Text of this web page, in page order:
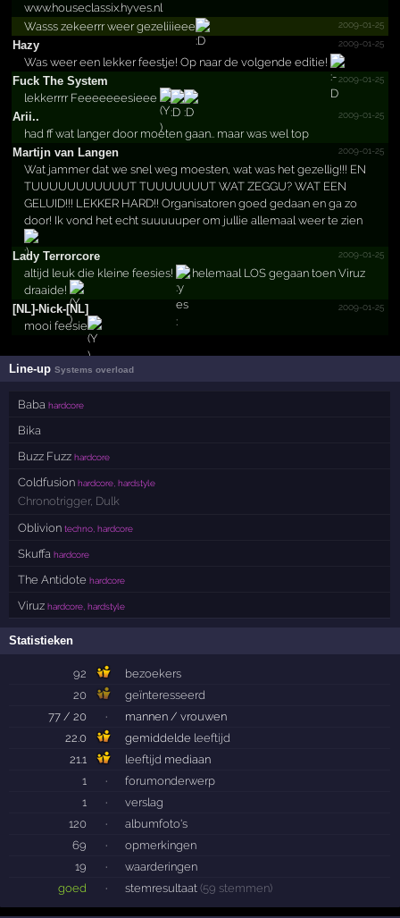
www.houseclassix.hyves.nl
2009-01-25
Wasss zekeerrr weer gezeliiieee
Hazy
2009-01-25
Was weer een lekker feestje! Op naar de volgende editie!
Fuck The System
2009-01-25
lekkerrrr Feeeeeeesieee
Arii..
2009-01-25
had ff wat langer door moeten gaan.. maar was wel top
Martijn van Langen
2009-01-25
Wat jammer dat we snel weg moesten, wat was het gezellig!!! EN
TUUUUUUUUUUUT TUUUUUUUT WAT ZEGGU? WAT EEN
GELUID!!! LEKKER HARD!! Organisatoren goed gedaan en ga zo
door! Ik vond het echt suuuuuper om jullie allemaal weer te zien
Lady Terrorcore 2009-01-25
altijd leuk die kleine feesies!
helemaal LOS gegaan toen Viruz
draaide!
[NL]-Nick-[NL]
2009-01-25
mooi feesie
Line-upSystems overload
Baba hardcore
Bika
Buzz Fuzz hardcore
Coldfusion hardcore, hardstyle
Chronotrigger, Dulk
Oblivion techno, hardcore
Skuffa hardcore
The Antidote hardcore
Viruz hardcore, hardstyle
Statistieken
92
bezoekers
20
geïnteresseerd
77 / 20
·
mannen / vrouwen
22.0
gemiddelde leeftijd
21.1
leeftijd mediaan
1
·
forumonderwerp
1
·
verslag
120
·
albumfoto's
69
·
opmerkingen
19
·
waarderingen
goed
· stemresultaat (59 stemmen)